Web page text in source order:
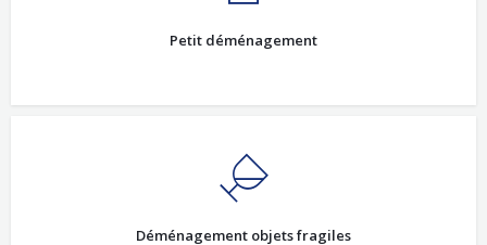
Petit déménagement
Déménagement objets fragiles